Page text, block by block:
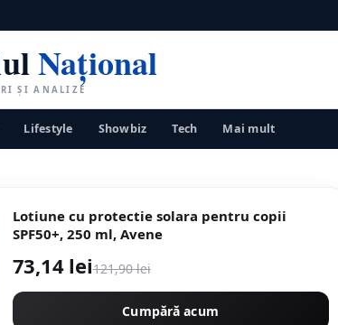
Național
ȘI ANALIZE
Lifestyle Showbiz Tech Mai mult
Lotiune cu protectie solara pentru copii
SPF50+, 250 ml, Avene
73,14 lei121,90 lei
Cumpără acum